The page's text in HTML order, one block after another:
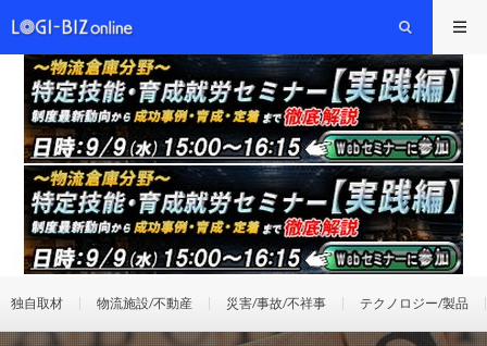
独自取材 物流施設/不動産 災害/事故/不祥事 テクノロジー/製品